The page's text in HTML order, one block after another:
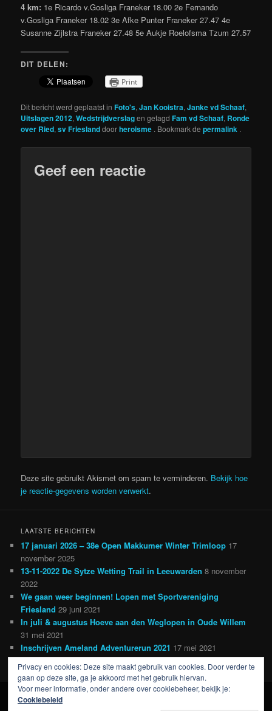
4 km: 1e Ricardo v.Gosliga Franeker 18.00 2e Fernando
v.Gosliga Franeker 18.02 3e Afke Punter Franeker 27.47 4e
Susanne Zijlstra Franeker 27.48 5e Aukje Roelofsma Tzum 27.57
DIT DELEN:
Print
Dit bericht werd geplaatst inFoto's,Jan Kooistra,Janke vd Schaaf,
Uitslagen 2012,Wedstrijdverslagen getagdFam vd Schaaf, Ronde
over Ried,sv Frieslanddoorheroisme . Bookmark depermalink .
Geef een reactie
Deze site gebruikt Akismet om spam te verminderen. Bekijk hoe
je reactie-gegevens worden verwerkt.
LAATSTE BERICHTEN
17 januari 2026 – 38e Open Makkumer Winter Trimloop 17
november 2025
13-11-2022 De Sytze Wetting Trail in Leeuwarden 8 november
2022
We gaan weer beginnen! Lopen met Sportvereniging
Friesland 29 juni 2021
In juli & augustus Hoeve aan den Weglopen in Oude Willem
31 mei 2021
Inschrijven Ameland Adventurerun 2021 17 mei 2021
Ondersteund door WordPress
Privacy en cookies: Deze site maakt gebruik van cookies. Door verder te
gaan op deze site, ga je akkoord met het gebruik hiervan.
Voor meer informatie, onder andere over cookiebeheer, bekijk je:
Cookiebeleid